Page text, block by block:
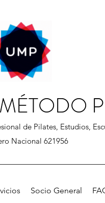
de Pilates, Estudios,
Nacional 621956
Socio General